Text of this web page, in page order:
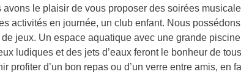
le plaisir de vous proposer des soirées
activités en journée, un club enfant. Nous
jeux. Un espace aquatique avec une grande
ludiques et des jets d’eaux feront le bonheur de
profiter d’un bon repas ou d’un verre entre amis, en